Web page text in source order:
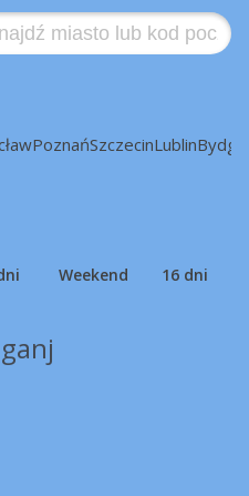
PoznańSzczecinLublin
Weekend 16 dni